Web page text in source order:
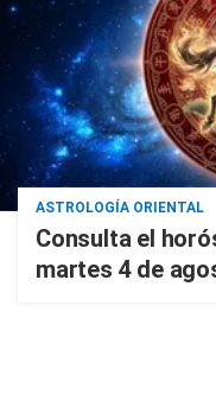
ASTROLOGÍA ORIENTAL
Consulta el
martes 4 de